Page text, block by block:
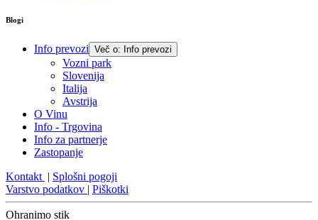
Blogi
Info prevozi Več o: Info prevozi
Vozni park
Slovenija
Italija
Avstrija
O Vinu
Info - Trgovina
Info za partnerje
Zastopanje
Kontakt | Splošni pogoji
Varstvo podatkov | Piškotki
Ohranimo stik